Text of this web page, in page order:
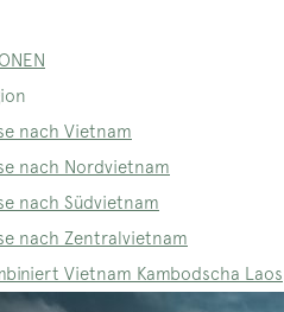
nach Vietnam
nach Nordvietnam
nach Südvietnam
nach Zentralvietnam
Vietnam Kambodscha Laos